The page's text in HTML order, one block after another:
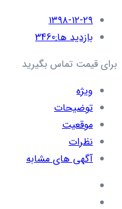
۱۳۹۸-۱۲-۲۹
بازدید ها:3460
برای قیمت تماس بگیرید
ویژه
توضیحات
موقعیت
نظرات
آگهی های مشابه